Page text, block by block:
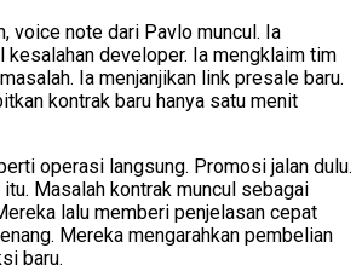
voice note dari Pavlo muncul. Ia
kesalahan developer. Ia mengklaim tim
Ia menjanjikan link presale baru.
kontrak baru hanya satu menit
operasi langsung. Promosi jalan dulu.
Masalah kontrak muncul sebagai
lalu memberi penjelasan cepat
Mereka mengarahkan pembelian
baru.